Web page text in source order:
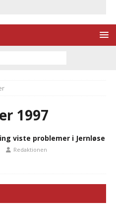
1997
viste problemer i Jernløse
Redaktionen